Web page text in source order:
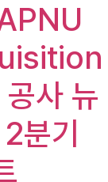
사 뉴
기